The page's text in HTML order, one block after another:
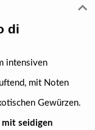
di
intensiven
mit Noten
Gewürzen.
mit seidigen